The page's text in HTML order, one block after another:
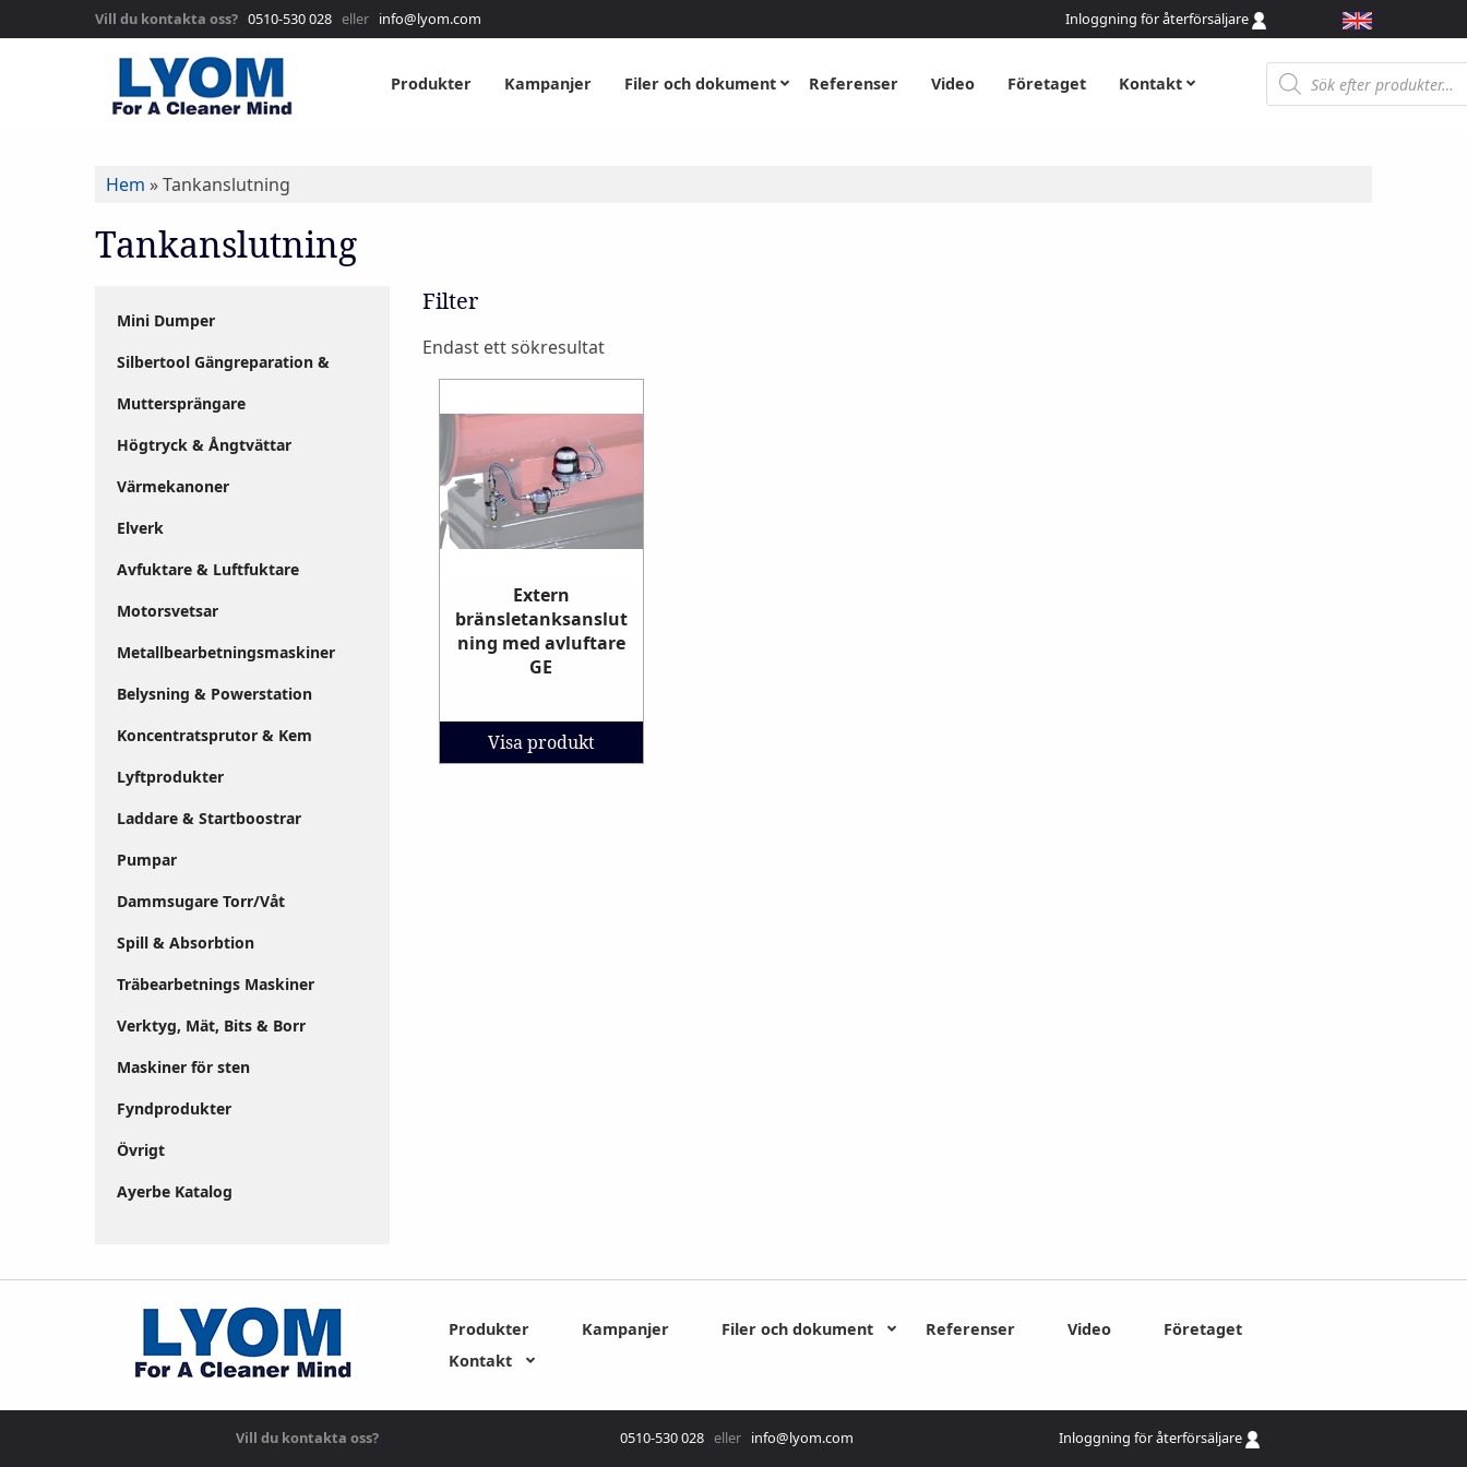
Vill du kontakta oss? 0510-530 028 eller info@lyom.com Inloggning för återförsäljare
Produkter Kampanjer Filer och dokument Referenser Video Företaget Kontakt Produktsökning
Hem »Tankanslutning
Tankanslutning
Mini Dumper
Silbertool Gängreparation &
Muttersprängare
Högtryck & Ångtvättar
Värmekanoner
Elverk
Avfuktare & Luftfuktare
Motorsvetsar
Metallbearbetningsmaskiner
Belysning & Powerstation
Koncentratsprutor & Kem
Lyftprodukter
Laddare & Startboostrar
Pumpar
Dammsugare Torr/Våt
Spill & Absorbtion
Träbearbetnings Maskiner
Verktyg, Mät, Bits & Borr
Maskiner för sten
Fyndprodukter
Övrigt
Ayerbe Katalog
Filter
Endast ett sökresultat
Extern
bränsletanksanslut
ning med avluftare
GE
Visa produkt
Produkter Kampanjer Filer och dokument Referenser Video
Företaget
Kontakt
Vill du kontakta oss? 0510-530 028 eller info@lyom.com Inloggning för återförsäljare